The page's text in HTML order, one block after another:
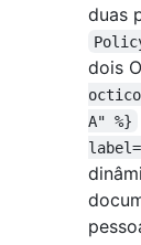
duas
dois
A" %}